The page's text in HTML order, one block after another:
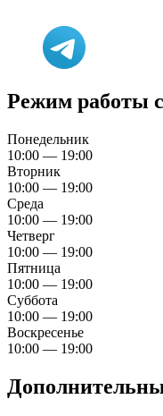
Режим работы
Понедельник
10:00 — 19:00
Вторник
10:00 — 19:00
Среда
10:00 — 19:00
Четверг
10:00 — 19:00
Пятница
10:00 — 19:00
Суббота
10:00 — 19:00
Воскресенье
10:00 — 19:00